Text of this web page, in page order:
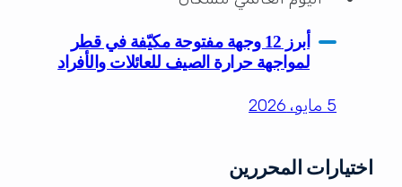
أبرز 12 وجهة مفتوحة مكيّفة في قطر
لمواجهة حرارة الصيف للعائلات والأفراد
5 مايو، 2026
اختيارات المحررين